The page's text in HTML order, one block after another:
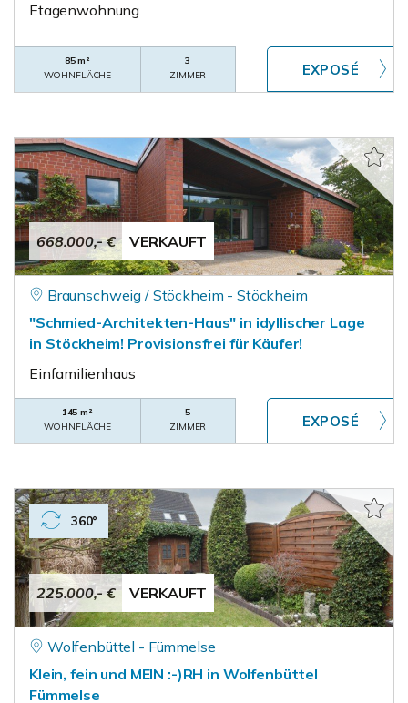
Etagenwohnung
85 m²
WOHNFLÄCHE
3
ZIMMER
668.000,- € VERKAUFT
Braunschweig / Stöckheim - Stöckheim
"Schmied-Architekten-Haus" in idyllischer Lage
in Stöckheim! Provisionsfrei für Käufer!
Einfamilienhaus
145 m²
WOHNFLÄCHE
5
ZIMMER
225.000,- € VERKAUFT
360°
Wolfenbüttel - Fümmelse
Klein, fein und MEIN :-)RH in Wolfenbüttel
Fümmelse